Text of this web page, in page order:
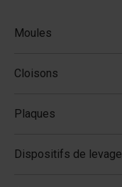
Moules
Cloisons
Plaques
Dispositifs de levage